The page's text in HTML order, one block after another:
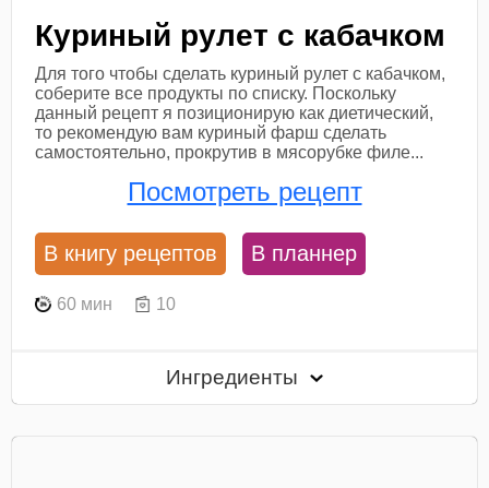
Куриный рулет с кабачком
Для того чтобы сделать куриный рулет с кабачком,
соберите все продукты по списку. Поскольку
данный рецепт я позиционирую как диетический,
то рекомендую вам куриный фарш сделать
самостоятельно, прокрутив в мясорубке филе...
Посмотреть рецепт
В книгу рецептов В планнер
60 мин 10
Ингредиенты